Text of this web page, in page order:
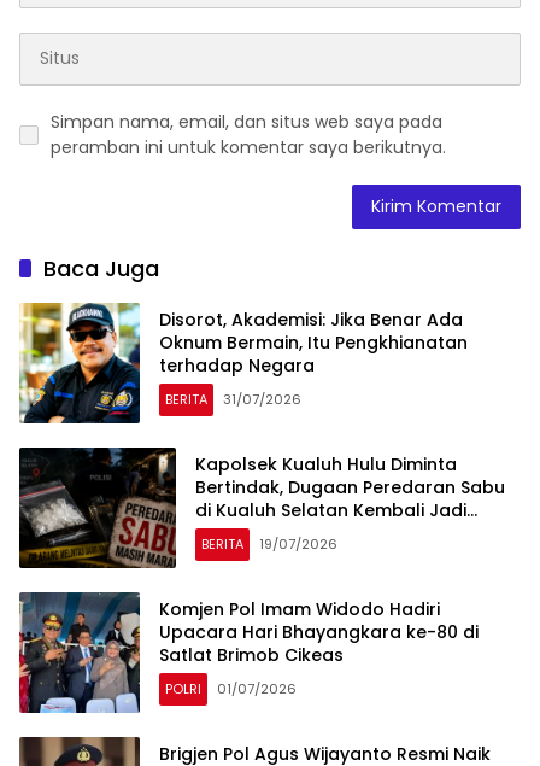
Simpan nama, email, dan situs web saya pada
peramban ini untuk komentar saya berikutnya.
Baca Juga
Disorot, Akademisi: Jika Benar Ada
Oknum Bermain, Itu Pengkhianatan
terhadap Negara
BERITA 31/07/2026
Kapolsek Kualuh Hulu Diminta
Bertindak, Dugaan Peredaran Sabu
di Kualuh Selatan Kembali Jadi
Sorotan Warga
BERITA 19/07/2026
Komjen Pol Imam Widodo Hadiri
Upacara Hari Bhayangkara ke-80 di
Satlat Brimob Cikeas
POLRI 01/07/2026
Brigjen Pol Agus Wijayanto Resmi Naik